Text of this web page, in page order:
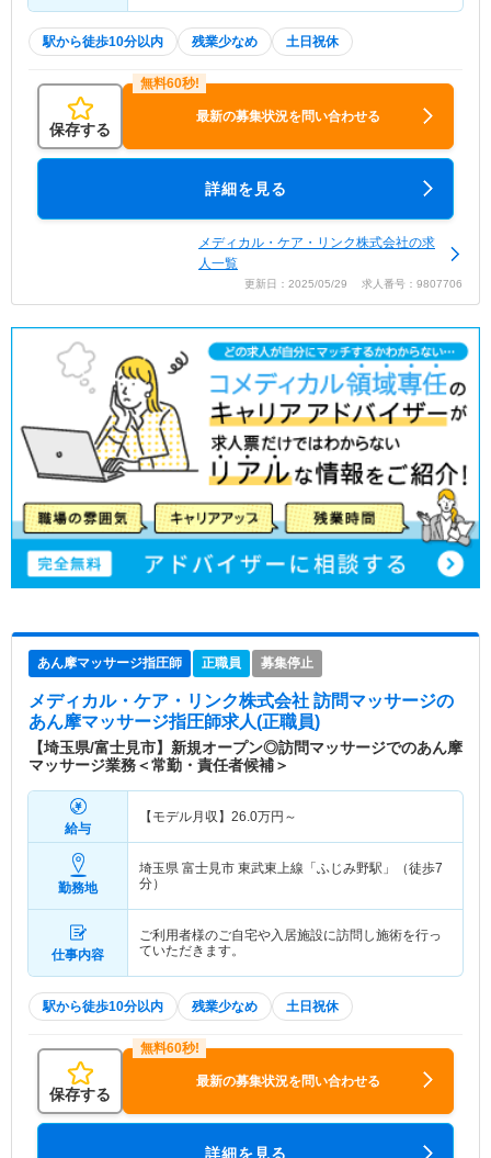
駅から徒歩10分以内 残業少なめ 土日祝休
保存する
最新の募集状況を問い合わせる
詳細を見る
メディカル・ケア・リンク株式会社の求
人一覧
更新日：2025/05/29 求人番号：9807706
あん摩マッサージ指圧師 正職員 募集停止
メディカル・ケア・リンク株式会社 訪問マッサージの
あん摩マッサージ指圧師求人(正職員)
【埼玉県/富士見市】新規オープン◎訪問マッサージでのあん摩
マッサージ業務＜常勤・責任者候補＞
給与
【モデル月収】 26.0万円～
勤務地
埼玉県 富士見市 東武東上線「ふじみ野駅」（徒歩7
分）
仕事内容
ご利用者様のご自宅や入居施設に訪問し施術を行っ
ていただきます。
駅から徒歩10分以内 残業少なめ 土日祝休
保存する
最新の募集状況を問い合わせる
詳細を見る